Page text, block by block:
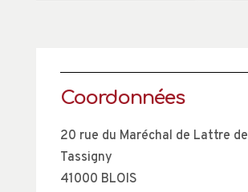
Coordonnées
20 rue du Maréchal de Lattre de
Tassigny
41000 BLOIS